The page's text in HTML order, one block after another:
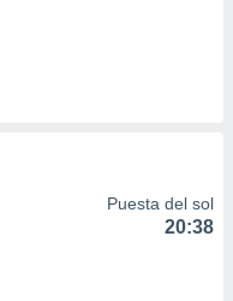
Puesta del sol
20:38